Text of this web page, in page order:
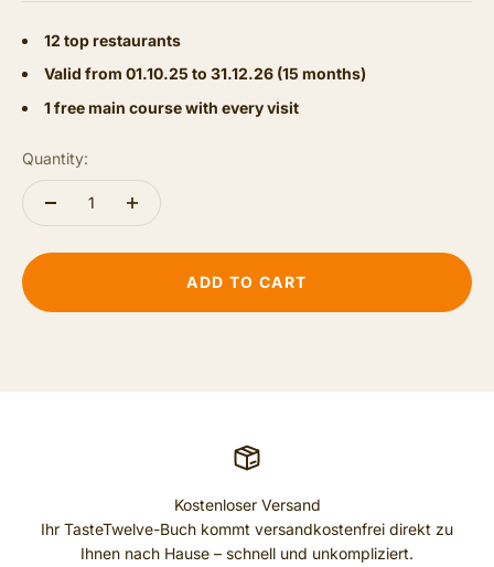
12 top restaurants
Valid from 01.10.25 to 31.12.26 (15 months)
1 free main course with every visit
Quantity:
ADD TO CART
Kostenloser Versand
Ihr TasteTwelve-Buch kommt versandkostenfrei direkt zu
Ihnen nach Hause – schnell und unkompliziert.